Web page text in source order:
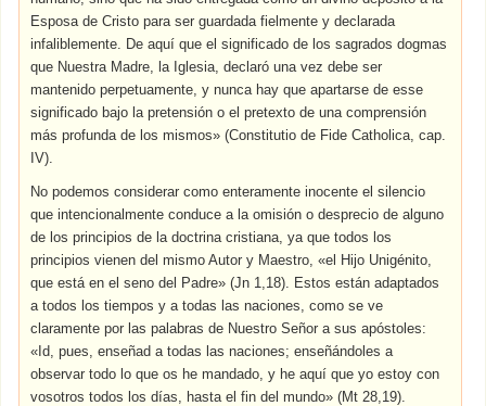
Esposa de Cristo para ser guardada fielmente y declarada
infaliblemente. De aquí que el significado de los sagrados dogmas
que Nuestra Madre, la Iglesia, declaró una vez debe ser
mantenido perpetuamente, y nunca hay que apartarse de esse
significado bajo la pretensión o el pretexto de una comprensión
más profunda de los mismos» (Constitutio de Fide Catholica, cap.
IV).
No podemos considerar como enteramente inocente el silencio
que intencionalmente conduce a la omisión o desprecio de alguno
de los principios de la doctrina cristiana, ya que todos los
principios vienen del mismo Autor y Maestro, «el Hijo Unigénito,
que está en el seno del Padre» (Jn 1,18). Estos están adaptados
a todos los tiempos y a todas las naciones, como se ve
claramente por las palabras de Nuestro Señor a sus apóstoles:
«Id, pues, enseñad a todas las naciones; enseñándoles a
observar todo lo que os he mandado, y he aquí que yo estoy con
vosotros todos los días, hasta el fin del mundo» (Mt 28,19).